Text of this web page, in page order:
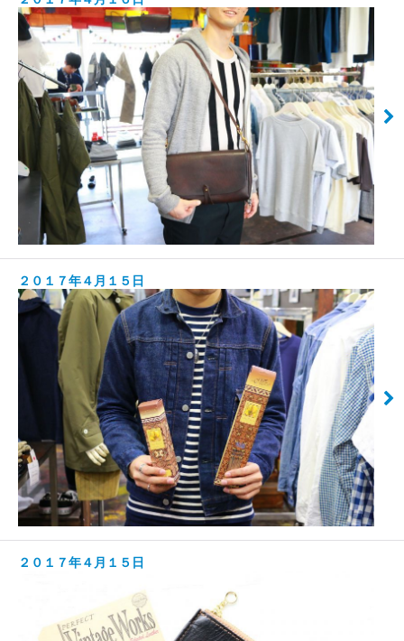
２０１７年４月１５日
２０１７年４月１５日